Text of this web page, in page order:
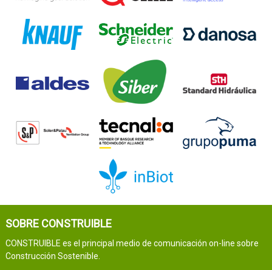
SOBRE CONSTRUIBLE
CONSTRUIBLE es el principal medio de comunicación on-line sobre
Construcción Sostenible.